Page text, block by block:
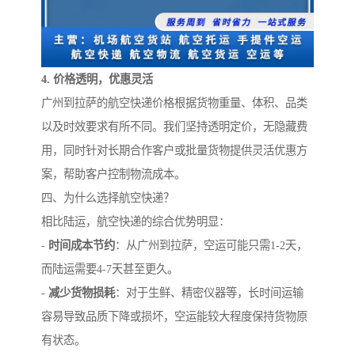
4. 价格透明，优惠灵活
广州到拉萨的航空快递价格根据货物重量、体积、品类
以及时效要求有所不同。我们坚持透明定价，无隐藏费
用，同时针对长期合作客户或批量货物提供灵活优惠方
案，帮助客户控制物流成本。
四、为什么选择航空快递？
相比陆运，航空快递的综合优势明显：
- 时间成本节约：从广州到拉萨，空运可能只需1-2天，
而陆运需要4-7天甚至更久。
- 减少货物损耗：对于生鲜、精密仪器等，长时间运输
容易导致品质下降或损坏，空运能较大程度保持货物原
有状态。